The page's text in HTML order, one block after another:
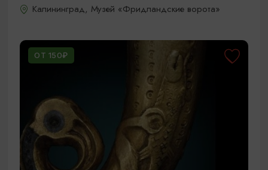
Калининград, Музей «Фридландские ворота»
ОТ 150₽